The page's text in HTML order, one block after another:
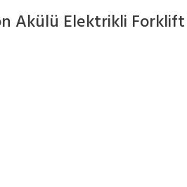
Akülü Elektrikli Forklift